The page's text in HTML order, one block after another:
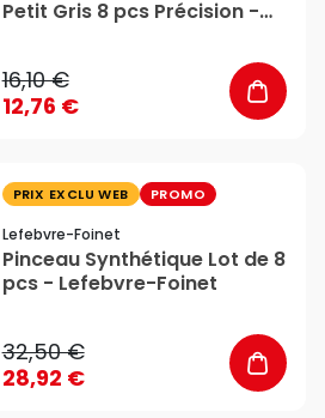
Petit Gris 8 pcs Précision -
16,10 €
12,76 €
PRIX EXCLU WEB PROMO
Lefebvre-Foinet
Pinceau Synthétique Lot de 8
pcs - Lefebvre-Foinet
32,50 €
28,92 €